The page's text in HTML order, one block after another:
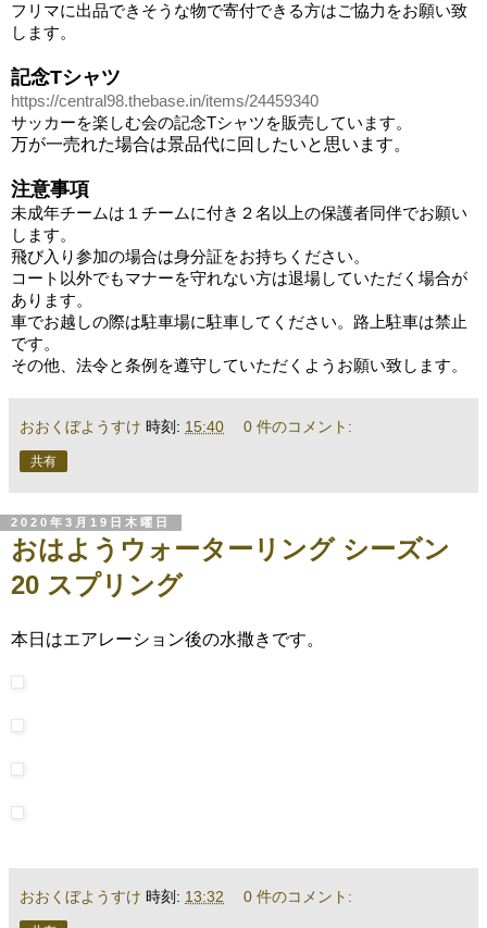
フリマに出品できそうな物で寄付できる方はご協力をお願い致
します。
記念Tシャツ
https://central98.thebase.in/items/24459340
サッカーを楽しむ会の記念Tシャツを販売しています。
万が一売れた場合は景品代に回したいと思います。
注意事項
未成年チームは１チームに付き２名以上の保護者同伴でお願い
します。
飛び入り参加の場合は身分証をお持ちください。
コート以外でもマナーを守れない方は退場していただく場合が
あります。
車でお越しの際は駐車場に駐車してください。路上駐車は禁止
です。
その他、法令と条例を遵守していただくようお願い致します。
おおくぼようすけ 時刻: 15:40 0 件のコメント:
共有
2020年3月19日木曜日
おはようウォーターリング シーズン
20 スプリング
本日はエアレーション後の水撒きです。
おおくぼようすけ 時刻: 13:32 0 件のコメント: